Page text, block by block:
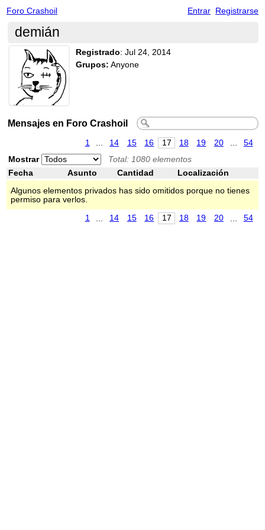
Foro Crashoil Entrar Registrarse
demián
Registrado: Jul 24, 2014
Grupos: Anyone
Mensajes en Foro Crashoil
1 14 15 16 17 18 19 20
54
Mostrar
Total: 1080 elementos
Fecha
Asunto Cantidad
Localización
Algunos elementos privados has sido omitidos porque no tienes
permiso para verlos.
1 14 15 16 17 18 19 20 54